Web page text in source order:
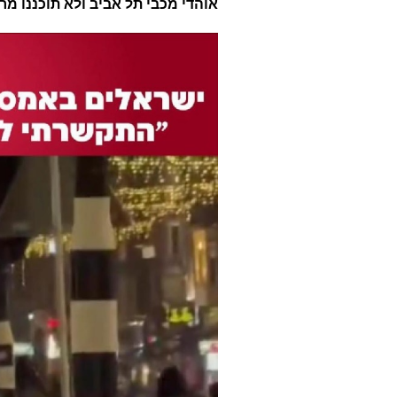
אוהדי מכבי תל אביב ולא תוכננו